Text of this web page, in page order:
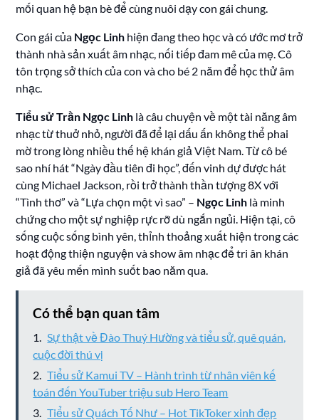
mối quan hệ bạn bè để cùng nuôi dạy con gái chung.
Con gái của Ngọc Linh hiện đang theo học và có ước mơ trở
thành nhà sản xuất âm nhạc, nối tiếp đam mê của mẹ. Cô
tôn trọng sở thích của con và cho bé 2 năm để học thử âm
nhạc.
Tiểu sử Trần Ngọc Linh là câu chuyện về một tài năng âm
nhạc từ thuở nhỏ, người đã để lại dấu ấn không thể phai
mờ trong lòng nhiều thế hệ khán giả Việt Nam. Từ cô bé
sao nhí hát “Ngày đầu tiên đi học”, đến vinh dự được hát
cùng Michael Jackson, rồi trở thành thần tượng 8X với
“Tình thơ” và “Lựa chọn một vì sao” – Ngọc Linh là minh
chứng cho một sự nghiệp rực rỡ dù ngắn ngủi. Hiện tại, cô
sống cuộc sống bình yên, thỉnh thoảng xuất hiện trong các
hoạt động thiện nguyện và show âm nhạc để tri ân khán
giả đã yêu mến mình suốt bao năm qua.
Có thể bạn quan tâm
Sự thật về Đào Thuý Hường và tiểu sử, quê quán,
cuộc đời thú vị
Tiểu sử Kamui TV – Hành trình từ nhân viên kế
toán đến YouTuber triệu sub Hero Team
Tiểu sử Quách Tố Như – Hot TikToker xinh đẹp